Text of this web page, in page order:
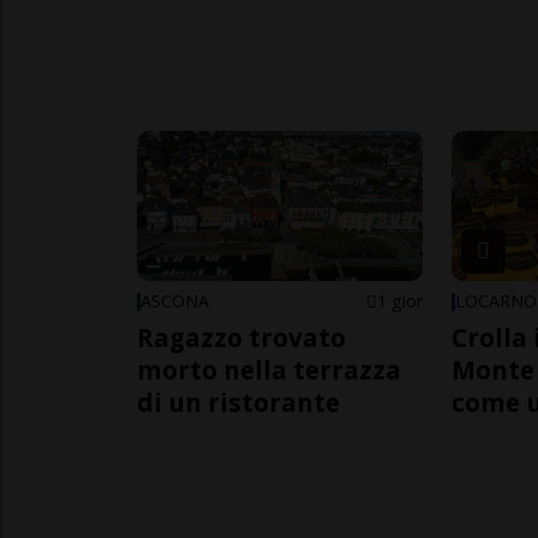
ASCONA 1 gior
Ragazzo trovato
morto nella terrazza
di un ristorante
LOCARNO
Crolla
come